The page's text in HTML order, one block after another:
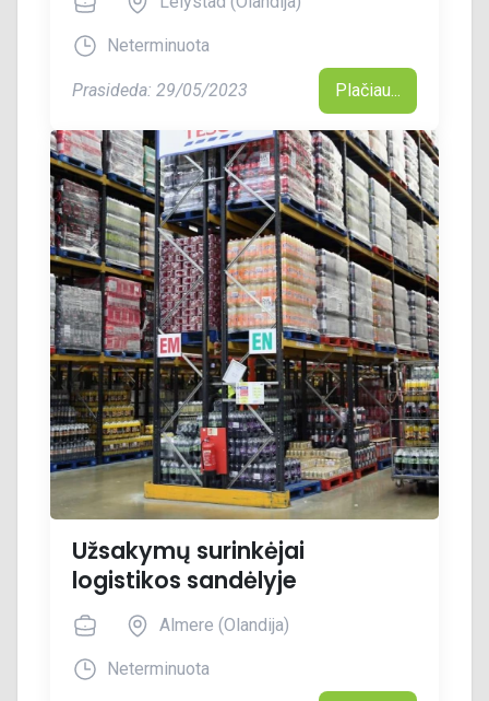
Neterminuota
Prasideda: 29/05/2023 Plačiau...
Užsakymų surinkėjai
logistikos sandėlyje
Almere (Olandija)
Neterminuota